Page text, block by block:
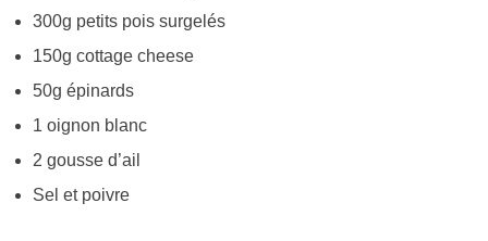
300g petits pois surgelés
150g cottage cheese
50g épinards
1 oignon blanc
2 gousse d’ail
Sel et poivre